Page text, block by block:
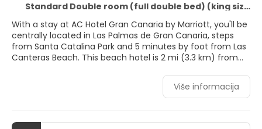
Standard Double room (full double bed) (king size bed)
With a stay at AC Hotel Gran Canaria by Marriott, you'll be
centrally located in Las Palmas de Gran Canaria, steps
from Santa Catalina Park and 5 minutes by foot from Las
Canteras Beach. This beach hotel is 2 mi (3.3 km) from
Enjoy recreational amenities such as an outdoor pool and
a 24-hour fitness center. Additional features at this hotel
include complimentary wireless internet access,
Više informacija